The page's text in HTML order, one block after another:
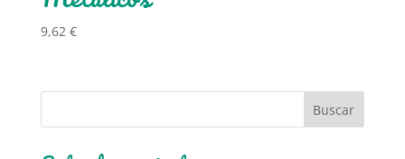
9,62 €